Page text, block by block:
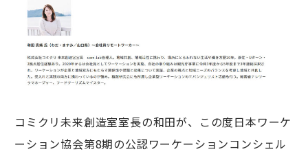
コミクリ未来創造室室長の和田が、この度日本ワーケ
ーション協会第8期の公認ワーケーションコンシェル